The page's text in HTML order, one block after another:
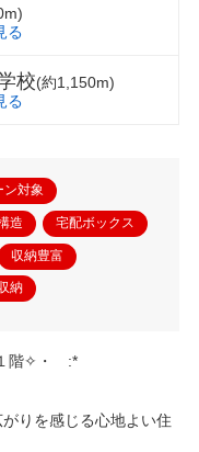
る
校(約1,150m)
る
ン対象
造 宅配ボックス
収納豊富
納
１階✧・゚:*
りを感じる心地よい住